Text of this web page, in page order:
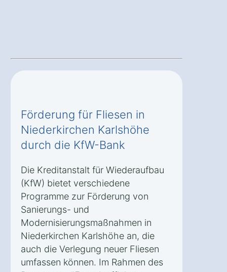
Förderung für Fliesen in
Niederkirchen Karlshöhe
durch die KfW-Bank
Die Kreditanstalt für Wiederaufbau
(KfW) bietet verschiedene
Programme zur Förderung von
Sanierungs- und
Modernisierungsmaßnahmen in
Niederkirchen Karlshöhe an, die
auch die Verlegung neuer Fliesen
umfassen können. Im Rahmen des